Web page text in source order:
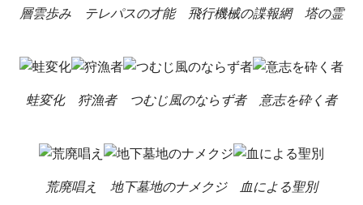
層雲歩み テレパスの才能 飛行機械の諜報網 塔の霊
蛙変化 狩漁者 つむじ風のならず者 意志を砕く者
荒廃唱え 地下墓地のナメクジ 血による聖別